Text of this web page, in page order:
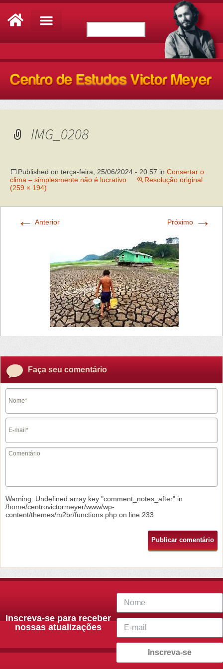
IMG_0208
Published on terça-feira, 25/06/2024 - 20:57 in Consertar o
clima – simplesmente não é lucrativo
Resolução original
(259 × 194)
← Anterior Próximo →
Faça seu comentário
Warning: Undefined array key "comment_notes_after" in
/home/centrovictormeyer/www/wp-
content/themes/m2br/functions.php on line 233
Inscreva-se para receber
nossas atualizações
Inscreva-se